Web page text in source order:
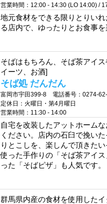
営業時間：12:00 - 14:30 (LO 14:00) /
地元食材をできる限りとりい
る店内で、ゆったりとお食事
そばはもちろん、そば茶アイ
イーツ、お酒]
そば処 だんだん
富岡市宇田399-8 電話番号：0274-
定休日：火曜日・第4月曜日
営業時間：11:30 - 14:00
自宅を改装したアットホーム
ください。店内の石臼で挽い
りとこしを、楽しんで頂きた
使った手作りの「そば茶アイ
った「そばピザ」も人気です。
群馬県内産の食材を使用した